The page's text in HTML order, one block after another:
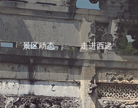
景区动态 走进西递